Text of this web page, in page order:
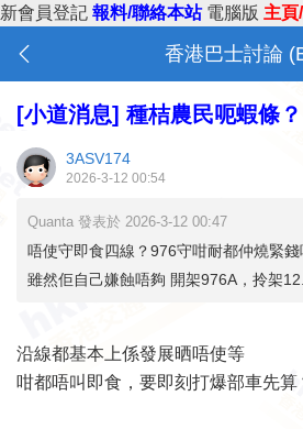
新會員登記 報料/聯絡本站 電腦版 主頁
香港巴士討論
[小道消息] 種桔農民呃蝦條？
3ASV174
2026-3-12 00:54
Quanta 發表於 2026-3-12 00:47
唔使守即食四線？976守咁耐都仲燒緊
雖然佢自己嫌蝕唔夠 開架976A，拎架
沿線都基本上係發展晒唔使等
咁都唔叫即食，要即刻打爆部車先算